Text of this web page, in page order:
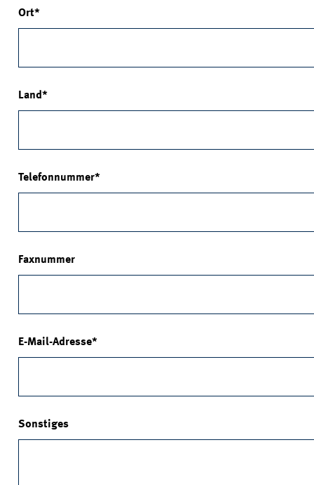
Ort
Land
Telefonnummer
Faxnummer
E-Mail-Adresse
Sonstiges